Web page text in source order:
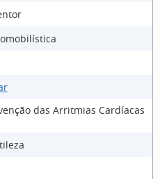
das Arritmias Cardíacas